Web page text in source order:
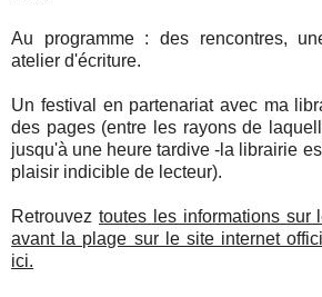
Au programme : des rencontres,
atelier d'écriture.
Un festival en partenariat avec ma
des pages (entre les rayons de
jusqu'à une heure tardive -la librairie
plaisir indicible de lecteur).
Retrouvez toutes les informations sur
avant la plage sur le site internet
ici.